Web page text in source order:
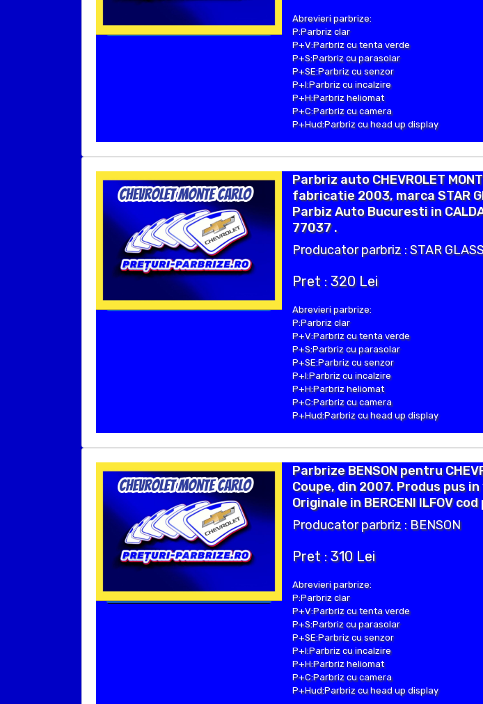
Abrevieri parbrize:
P:Parbriz clar
P+V:Parbriz cu tenta verde
P+S:Parbriz cu parasolar
P+SE:Parbriz cu senzor
P+I:Parbriz cu incalzire
P+H:Parbriz heliomat
P+C:Parbriz cu camera
P+Hud:Parbriz cu head up display
Parbriz auto CHEVROLET
fabricatie 2003, marca STAR
Parbiz Auto Bucuresti in
77037 .
Producator parbriz : STAR
Pret : 320 Lei
Abrevieri parbrize:
P:Parbriz clar
P+V:Parbriz cu tenta verde
P+S:Parbriz cu parasolar
P+SE:Parbriz cu senzor
P+I:Parbriz cu incalzire
P+H:Parbriz heliomat
P+C:Parbriz cu camera
P+Hud:Parbriz cu head up display
Parbrize BENSON pentru
Coupe, din 2007. Produs pus
Originale in BERCENI ILFOV
Producator parbriz : BENSON
Pret : 310 Lei
Abrevieri parbrize:
P:Parbriz clar
P+V:Parbriz cu tenta verde
P+S:Parbriz cu parasolar
P+SE:Parbriz cu senzor
P+I:Parbriz cu incalzire
P+H:Parbriz heliomat
P+C:Parbriz cu camera
P+Hud:Parbriz cu head up display